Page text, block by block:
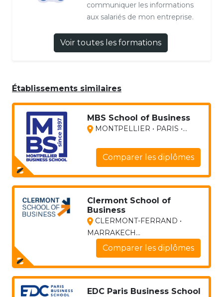
communiquer les informations
aux salariés de mon entreprise.
Voir toutes les formations
Établissements similaires
MBS School of Business
MONTPELLIER • PARIS •...
Comparer les diplômes
Clermont School of
Business
CLERMONT-FERRAND •
MARRAKECH...
Comparer les diplômes
EDC Paris Business School